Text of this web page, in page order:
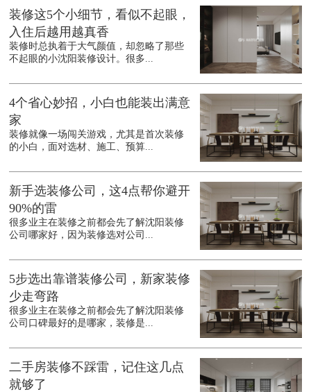
装修这5个小细节，看似不起眼，
入住后越用越真香
装修时总执着于大气颜值，却忽略了那些
不起眼的小沈阳装修设计。很多...
4个省心妙招，小白也能装出满意
家
装修就像一场闯关游戏，尤其是首次装修
的小白，面对选材、施工、预算...
新手选装修公司，这4点帮你避开
90%的雷
很多业主在装修之前都会先了解沈阳装修
公司哪家好，因为装修选对公司...
5步选出靠谱装修公司，新家装修
少走弯路
很多业主在装修之前都会先了解沈阳装修
公司口碑最好的是哪家，装修是...
二手房装修不踩雷，记住这几点
就够了